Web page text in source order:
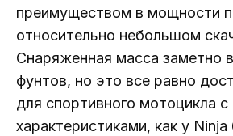
преимуществом в мощности
относительно небольшом
Снаряженная масса
фунтов, но это все равно
для спортивного мотоцикла
характеристиками, как у